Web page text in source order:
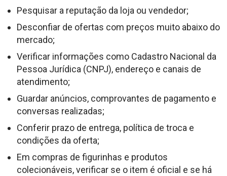
Pesquisar a reputação da loja ou vendedor;
Desconfiar de ofertas com preços muito abaixo do
mercado;
Verificar informações como Cadastro Nacional da
Pessoa Jurídica (CNPJ), endereço e canais de
atendimento;
Guardar anúncios, comprovantes de pagamento e
conversas realizadas;
Conferir prazo de entrega, política de troca e
condições da oferta;
Em compras de figurinhas e produtos
colecionáveis, verificar se o item é oficial e se há